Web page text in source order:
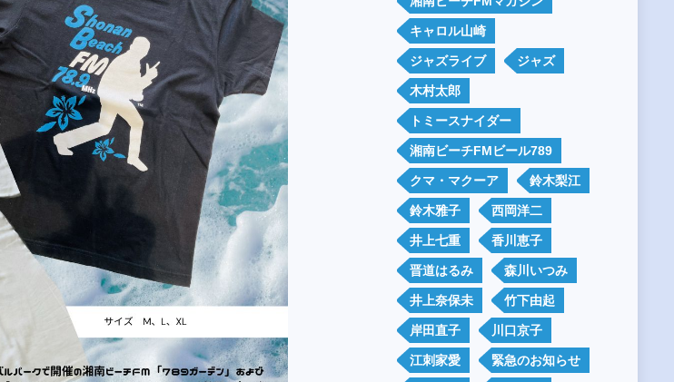
キャロル山崎
ジャズライブ ジャズ
木村太郎
トミースナイダー
湘南ビーチFMビール789
クマ・マクーア 鈴木梨江
鈴木雅子 西岡洋二
井上七重 香川恵子
晋道はるみ 森川いつみ
井上奈保未 竹下由起
岸田直子 川口京子
江刺家愛 緊急のお知らせ